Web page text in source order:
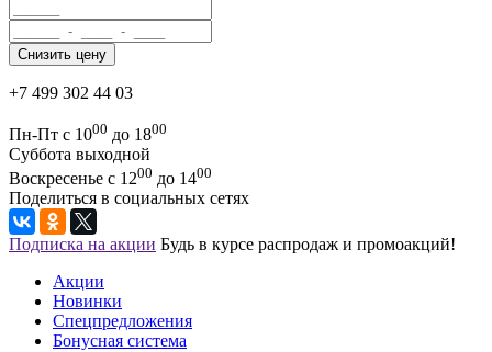
+7 499 302 44 03
Пн-Пт с 1000 до 1800
Суббота выходной
Воскресенье с 1200 до 1400
Поделиться в социальных сетях
Подписка на акции Будь в курсе распродаж и промоакций!
Акции
Новинки
Спецпредложения
Бонусная система